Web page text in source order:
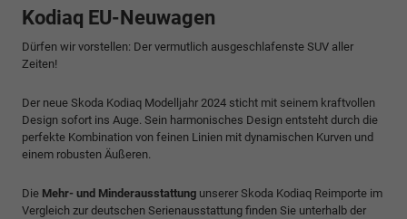
Kodiaq EU-Neuwagen
Dürfen wir vorstellen: Der vermutlich ausgeschlafenste SUV aller
Zeiten!
Der neue Skoda Kodiaq Modelljahr 2024 sticht mit seinem kraftvollen
Design sofort ins Auge. Sein harmonisches Design entsteht durch die
perfekte Kombination von feinen Linien mit dynamischen Kurven und
einem robusten Äußeren.
Die Mehr- und Minderausstattung unserer Skoda Kodiaq Reimporte im
Vergleich zur deutschen Serienausstattung finden Sie unterhalb der